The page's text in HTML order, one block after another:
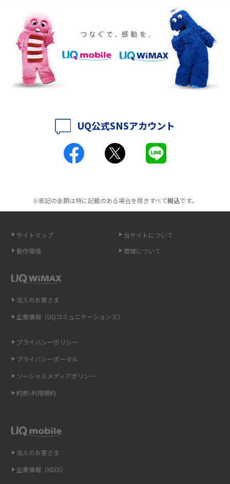
ポケット型Wi-Fiをレンタルするメリットとは？選び方や向いている方の特
徴も紹介
持ち運びできるポケット型Wi-Fiのおススメの選び方は？メリット・デメリ
ットも紹介
ポケット型Wi-Fiとは？通信の仕組みやメリット・デメリットを解説
工事不要！置くだけWi-Fiの特徴は？メリット・デメリットや選び方を解説
介
ポケット型Wi-Fi（モバイルWi-Fi）とは？おススメする方の特徴や選び方を
点も解説
の違いを解説
ギガバイト（GB）とは？1GBの目安やギガが足りない時の対処法を紹介
Wi-Fi 6とは？Wi-Fi 5との違いやメリットと注意点、規格の種類も解説
光ファイバーとは？仕組みやメリット・デメリットを初心者向けにわかり
UQ公式SNSアカウント
※表記の金額は特に記載のある場合を除きすべて税込です。
サイトマップ
当サイトについて
動作環境
商標について
法人のお客さま
企業情報（KDDI）
法人のお客さま
企業情報（UQコミュニケーションズ）
プライバシーポリシー
プライバシーポータル
ソーシャルメディアポリシー
約款•利用規約